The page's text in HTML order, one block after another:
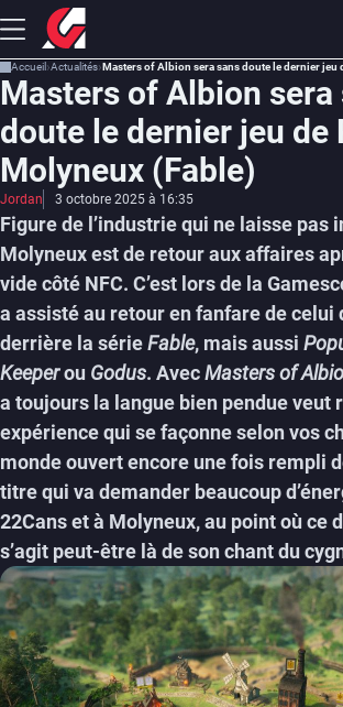
Accueil Actualités Masters of Albion sera sans doute le dernier jeu
Masters of Albion sera
doute le dernier jeu de
Molyneux (Fable)
Jordan 3 octobre 2025 à 16:35
Figure de l’industrie qui ne laisse pas
Molyneux est de retour aux affaires
vide côté NFC. C’est lors de la
a assisté au retour en fanfare de celui
derrière la sérieFable, mais aussi
Keeperou Godus. AvecMasters of
a toujours la langue bien pendue veut
expérience qui se façonne selon vos
monde ouvert encore une fois rempli
titre qui va demander beaucoup
22Cans et à Molyneux, au point où ce
s’agit peut-être là de son chant du